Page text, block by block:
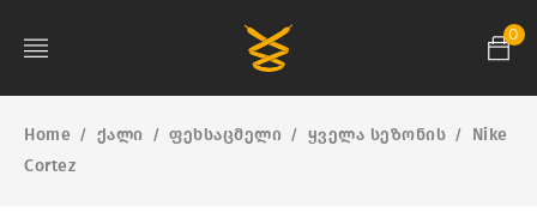
0
Home / ქალი / ფეხსაცმელი / ყველა სეზონის /
Nike
Cortez